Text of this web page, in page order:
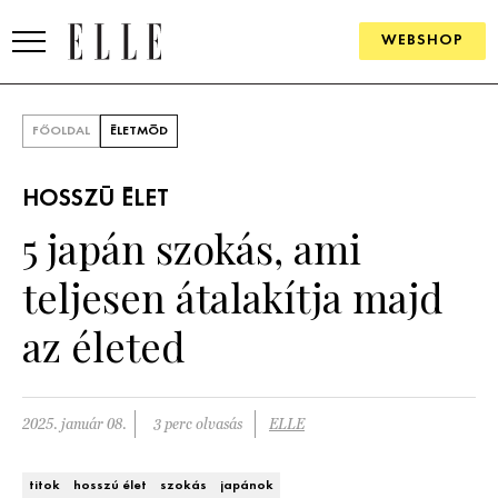
WEBSHOP
SZÉPSÉG
KULTÚRA
ÉLETMÓD
PÁRKAPCSOLAT
FŐOLDAL ÉLETMÓD
HOSSZÚ ÉLET
5 japán szokás, ami
teljesen átalakítja majd
az életed
2025. január 08. 3 perc olvasás ELLE
titok hosszú élet szokás japánok